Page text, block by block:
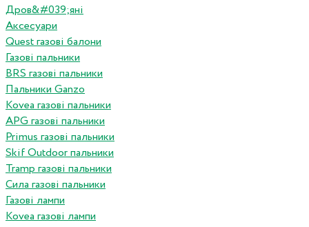
Дров&#039;яні
Аксесуари
Quest газові балони
Газові пальники
BRS газові пальники
Пальники Ganzo
Kovea газові пальники
APG газові пальники
Primus газові пальники
Skif Outdoor пальники
Tramp газові пальники
Сила газові пальники
Газові лампи
Kovea газові лампи